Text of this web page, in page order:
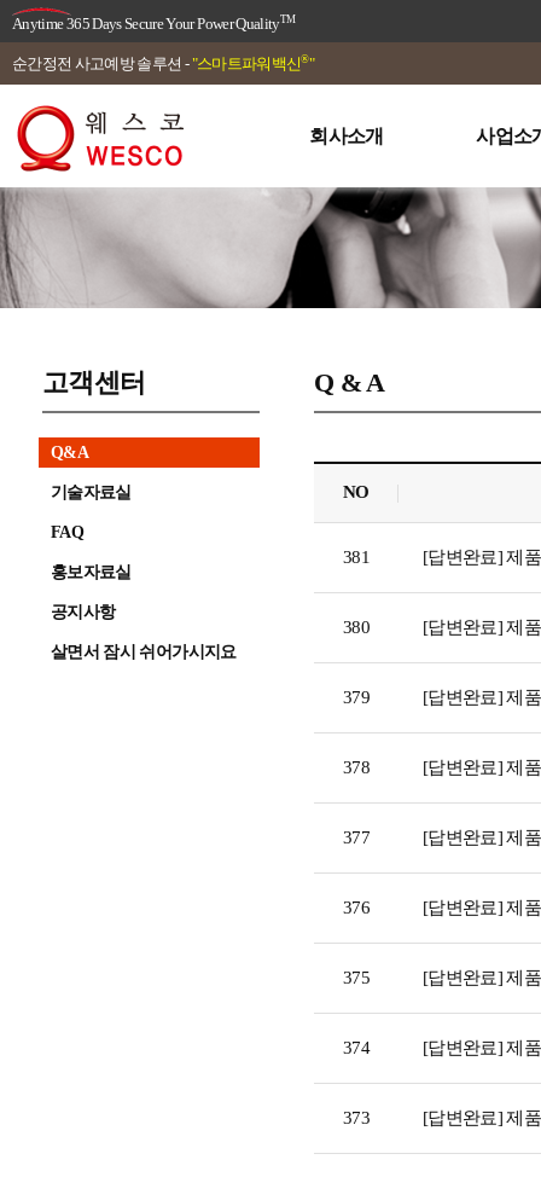
Anytime 365 Days Secure Your Power QualityTM
순간정전 사고예방 솔루션 - "스마트파워백신®"
회사소개 사업소
고객센터
Q&A
기술자료실
FAQ
홍보자료실
공지사항
살면서 잠시 쉬어가시지요
Q & A
NO
381 [답변완료] 제
380 [답변완료] 제
379 [답변완료] 제
378 [답변완료] 제
377 [답변완료] 제
376 [답변완료] 제
375 [답변완료] 제
374 [답변완료] 제
373 [답변완료] 제